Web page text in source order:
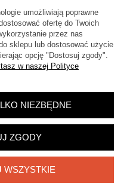
STRONY
Shoper.pl
umożliwiają poprawne
ofertę do Twoich
przez nas
sklepu lub dostosować użycie
opcję "Dostosuj zgody".
w naszej Polityce
NIEZBĘDNE
ZGODY
WSZYSTKIE